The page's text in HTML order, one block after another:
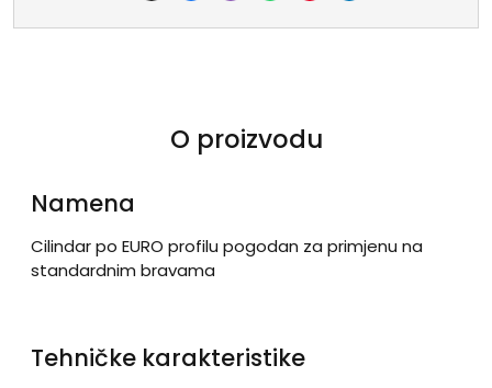
O proizvodu
Namena
Cilindar po EURO profilu pogodan za primjenu na
standardnim bravama
Tehničke karakteristike